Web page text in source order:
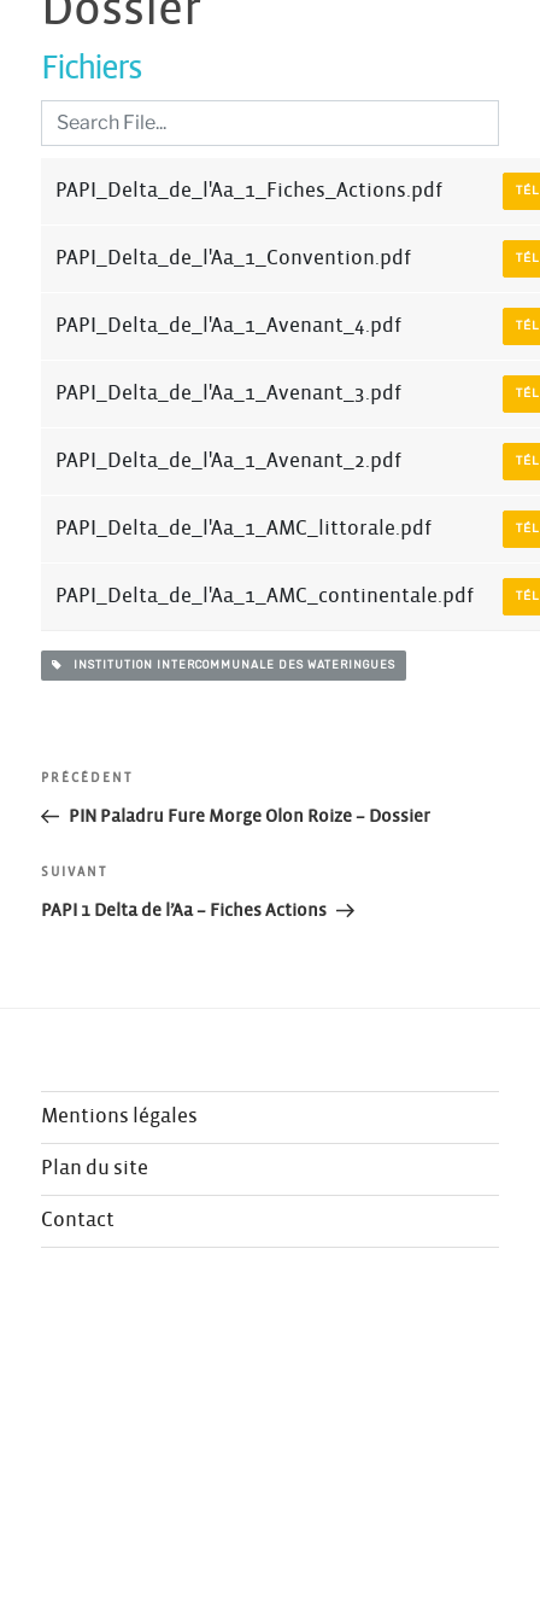
Fichiers
PAPI_Delta_de_l'Aa_1_Fiches_Actions.pdf
PAPI_Delta_de_l'Aa_1_Convention.pdf
PAPI_Delta_de_l'Aa_1_Avenant_4.pdf
PAPI_Delta_de_l'Aa_1_Avenant_3.pdf
PAPI_Delta_de_l'Aa_1_Avenant_2.pdf
PAPI_Delta_de_l'Aa_1_AMC_littorale.pdf
PAPI_Delta_de_l'Aa_1_AMC_continentale.pdf
INSTITUTION INTERCOMMUNALE DES WATERINGUES
Navigation
l’article
Article
précédent
PRÉCÉDENT
PIN Paladru Fure Morge Olon Roize – Dossier
Article
suivant
SUIVANT
PAPI 1 Delta de l’Aa – Fiches Actions
Mentions légales
Plan du site
Contact